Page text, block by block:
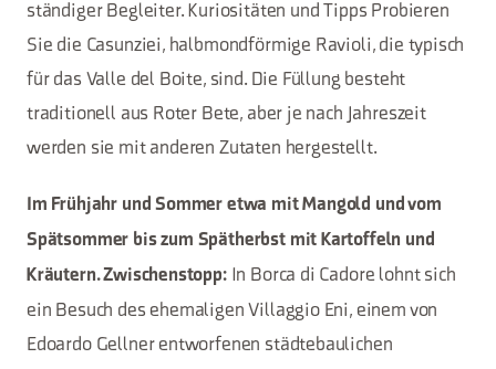
ständiger Begleiter. Kuriositäten und Tipps Probieren
Sie die Casunziei, halbmondförmige Ravioli, die typisch
für das Valle del Boite, sind. Die Füllung besteht
traditionell aus Roter Bete, aber je nach Jahreszeit
werden sie mit anderen Zutaten hergestellt.
Im Frühjahr und Sommer etwa mit Mangold und vom
Spätsommer bis zum Spätherbst mit Kartoffeln und
Kräutern. Zwischenstopp:In Borca di Cadore lohnt sich
ein Besuch des ehemaligen Villaggio Eni, einem von
Edoardo Gellner entworfenen städtebaulichen